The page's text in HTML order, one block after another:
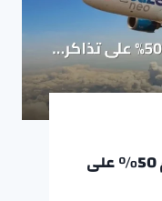
طيران الجزيرة يعلن عن خصم 50% على